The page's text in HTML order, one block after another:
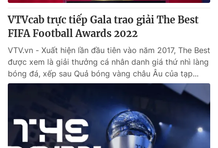
Góc doanh nghiệp
Truyền hình
Phim VTV
Hậu trường
Nhân vật
Khán giả
Giải trí
Điện ảnh
Âm nhạc
Đời sống
Du lịch
Chất lượng cuộc sống
Học trực tuyến
Công nghệ
Hitech Công nghệ tương lai
VTVcab trực tiếp Gala trao giải The Best
FIFA Football Awards 2022
VTV.vn - Xuất hiện lần đầu tiên vào năm 2017, The Best
được xem là giải thưởng cá nhân danh giá thứ nhì làng
bóng đá, xếp sau Quả bóng vàng châu Âu của tạp...